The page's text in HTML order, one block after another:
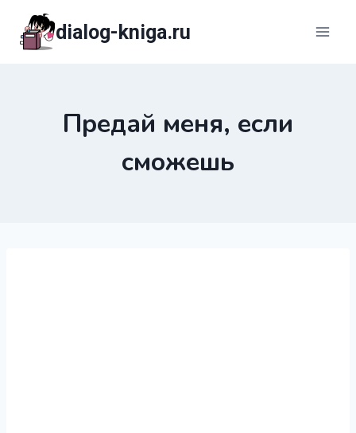
содержимому
dialog-kniga.ru
Предай меня, если
сможешь